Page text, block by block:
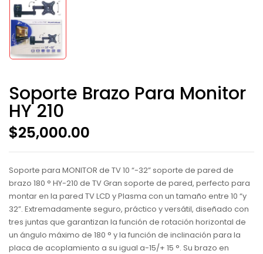
Soporte Brazo Para Monitor
HY 210
$25,000.00
Soporte para MONITOR de TV 10 “-32” soporte de pared de
brazo 180 ° HY-210 de TV Gran soporte de pared, perfecto para
montar en la pared TV LCD y Plasma con un tamaño entre 10 “y
32”. Extremadamente seguro, práctico y versátil, diseñado con
tres juntas que garantizan la función de rotación horizontal de
un ángulo máximo de 180 ° y la función de inclinación para la
placa de acoplamiento a su igual a-15/+ 15 °. Su brazo en